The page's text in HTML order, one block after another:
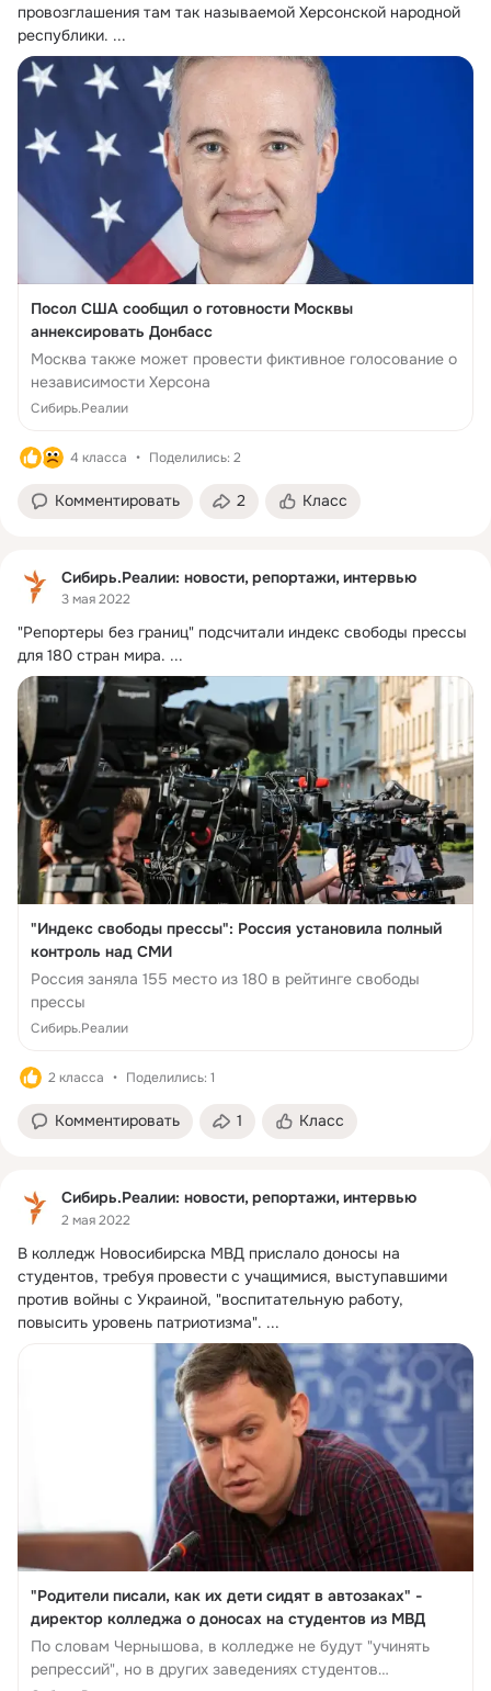
провозглашения там так называемой Херсонской народной
республики. ...
Посол США сообщил о готовности Москвы
аннексировать Донбасс
Москва также может провести фиктивное голосование о
независимости Херсона
Сибирь.Реалии
4 класса Поделились: 2
Комментировать 2 Класс
Сибирь.Реалии: новости, репортажи, интервью
3 мая 2022
"Репортеры без границ" подсчитали индекс свободы прессы
для 180 стран мира. ...
"Индекс свободы прессы": Россия установила полный
контроль над СМИ
Россия заняла 155 место из 180 в рейтинге свободы
прессы
Сибирь.Реалии
2 класса Поделились: 1
Комментировать 1 Класс
Сибирь.Реалии: новости, репортажи, интервью
2 мая 2022
В колледж Новосибирска МВД прислало доносы на
студентов, требуя провести с учащимися, выступавшими
против войны с Украиной, "воспитательную работу,
повысить уровень патриотизма". ...
"Родители писали, как их дети сидят в автозаках" -
директор колледжа о доносах на студентов из МВД
По словам Чернышова, в колледже не будут "учинять
репрессий", но в других заведениях студентов